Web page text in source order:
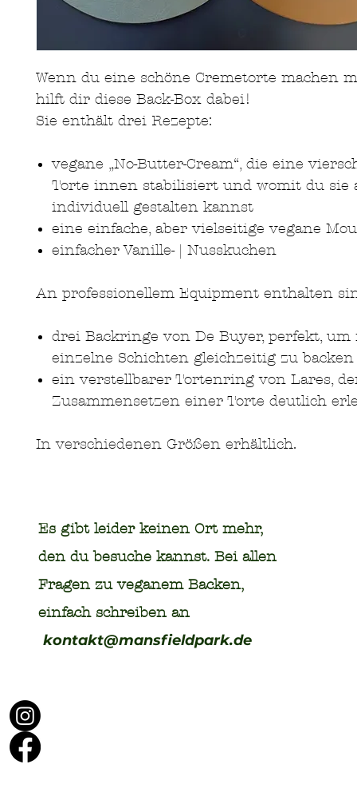
Wenn du eine schöne Cremetorte machen
hilft dir diese Back-Box dabei!
Sie enthält drei Rezepte:
vegane „No-Butter-Cream“, die eine
Torte innen stabilisiert und womit du sie
individuell gestalten kannst
eine einfache, aber vielseitige vegane
einfacher Vanille- | Nusskuchen
An professionellem Equipment enthalten
drei Backringe von De Buyer, perfekt, um
einzelne Schichten gleichzeitig zu backen
ein verstellbarer Tortenring von Lares,
Zusammensetzen einer Torte deutlich
In verschiedenen Größen erhältlich.
Es gibt leider keinen Ort mehr,
den du besuche kannst. Bei allen
Fragen zu veganem Backen,
einfach schreiben an
kontakt@mansfieldpark.de